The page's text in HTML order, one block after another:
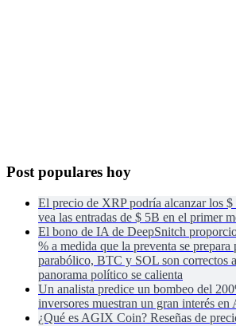
Post populares hoy
El precio de XRP podría alcanzar los
vea las entradas de $ 5B en el primer
El bono de IA de DeepSnitch
% a medida que la preventa se
parabólico, BTC y SOL son correctos
panorama político se calienta
Un analista predice un bombeo del
inversores muestran un gran interés
¿Qué es AGIX Coin? Reseñas de